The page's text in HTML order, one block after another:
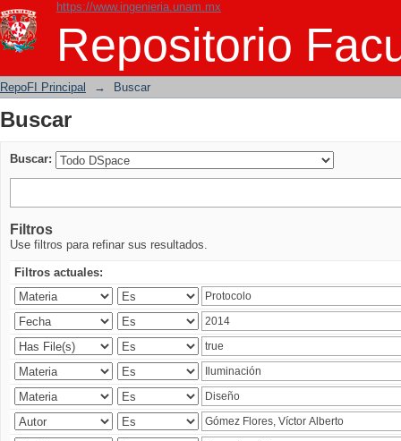
https://www.ingenieria.unam.mx
Repositorio
Buscar
RepoFI Principal → Buscar
Buscar
Buscar:
Filtros
Use filtros para refinar sus resultados.
Filtros actuales: